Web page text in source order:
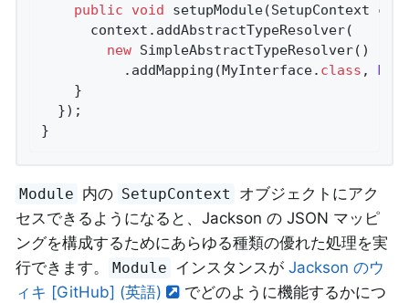
public
void setupModule(SetupContext
      context.addAbstractTypeResolver(
new SimpleAbstractTypeResolver()
          .addMapping(MyInterface
. class ,
    }
  });
}
Module 内の SetupContext
オブジェクトにアク
セスできるようになると、Jackson の JSON マッピ
ングを構成するためにあらゆる種類の優れた処理を実
行できます。
Module インスタンスがJackson のウ
ィキ [GitHub] (英語)
でどのように機能するかにつ